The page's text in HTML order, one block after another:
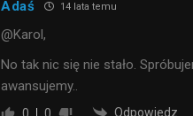
Adaś 14 lata temu
@Karol,
No tak nic się nie stało.
awansujemy..
0 0 Odpowiedz